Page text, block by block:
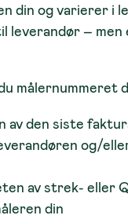
din og varierer i
leverandør – men
målernummeret
av den siste
og/
av strek- eller
din